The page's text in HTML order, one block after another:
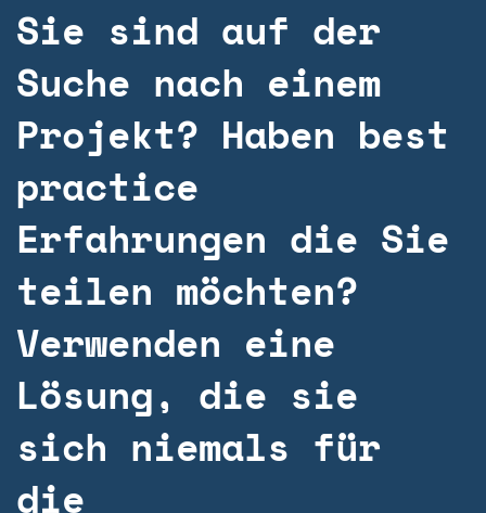
Sie sind auf der
Suche nach einem
Projekt? Haben best
practice
Erfahrungen die Sie
teilen möchten?
Verwenden eine
Lösung, die sie
sich niemals für
die